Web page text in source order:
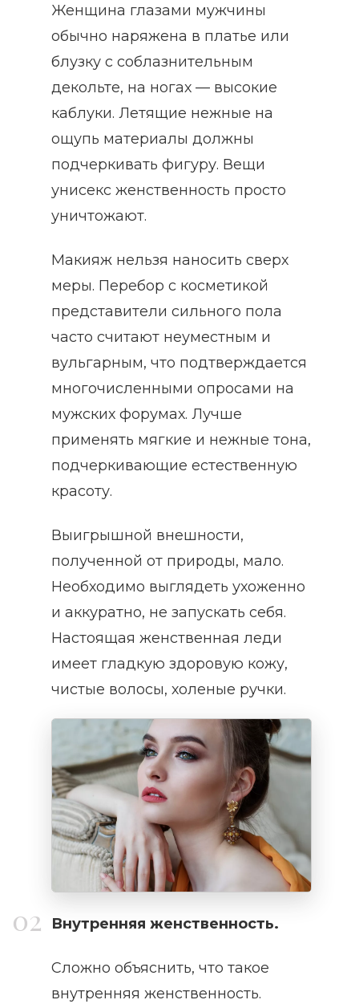
Женщина глазами мужчины
обычно наряжена в платье или
блузку с соблазнительным
декольте, на ногах — высокие
каблуки. Летящие нежные на
ощупь материалы должны
подчеркивать фигуру. Вещи
унисекс женственность просто
уничтожают.
Макияж нельзя наносить сверх
меры. Перебор с косметикой
представители сильного пола
часто считают неуместным и
вульгарным, что подтверждается
многочисленными опросами на
мужских форумах. Лучше
применять мягкие и нежные тона,
подчеркивающие естественную
красоту.
Выигрышной внешности,
полученной от природы, мало.
Необходимо выглядеть ухоженно
и аккуратно, не запускать себя.
Настоящая женственная леди
имеет гладкую здоровую кожу,
чистые волосы, холеные ручки.
Внутренняя женственность.
Сложно объяснить, что такое
внутренняя женственность.